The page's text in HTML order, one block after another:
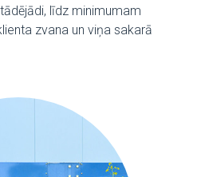
līdz minimumam
zvana un viņa sakarā